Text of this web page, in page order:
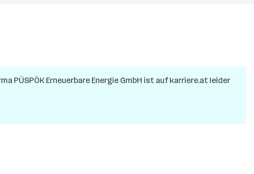
PÜSPÖK Erneuerbare Energie GmbH ist auf karriere.at leider